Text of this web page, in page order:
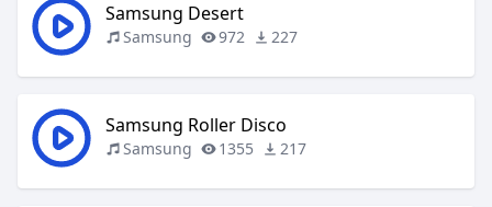
Samsung Desert
Samsung 972 227
Samsung Roller Disco
Samsung 1355 217